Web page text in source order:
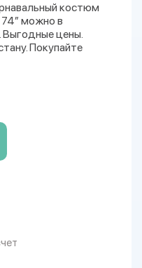
костюм
можно в
Выгодные цены.
Покупайте